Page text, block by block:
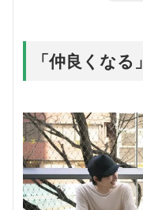
「仲良くな